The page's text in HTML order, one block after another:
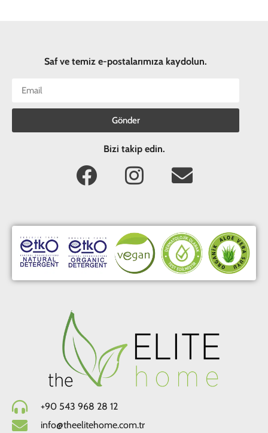
Saf ve temiz e-postalarımıza kaydolun.
Gönder
Bizi takip edin.
+90 543 968 28 12
info@theelitehome.com.tr